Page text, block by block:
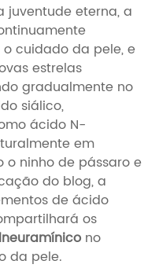
juventude eterna, a
cuidado da pele, e
estrelas
gradualmente no
siálico,
ácido N-
em
o ninho de pássaro e
do blog, a
de ácido
os
no
da pele.